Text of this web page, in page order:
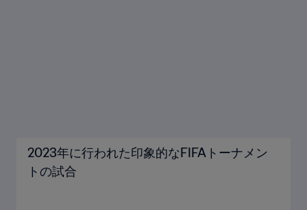
2023年に行われた印象的なFIFAトーナメン
トの試合